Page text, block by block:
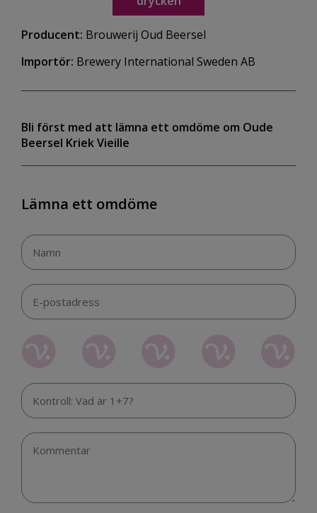
Producent: Brouwerij Oud Beersel
Importör: Brewery International Sweden AB
Bli först med att lämna ett omdöme om Oude
Beersel Kriek Vieille
Lämna ett omdöme